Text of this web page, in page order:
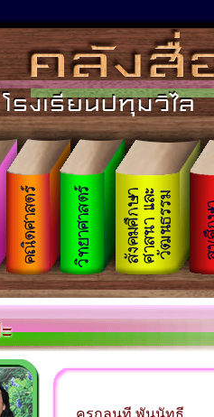
ครูกุลนที พันนัทธี